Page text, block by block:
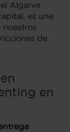
Algarve
es una
nuestros
de
en